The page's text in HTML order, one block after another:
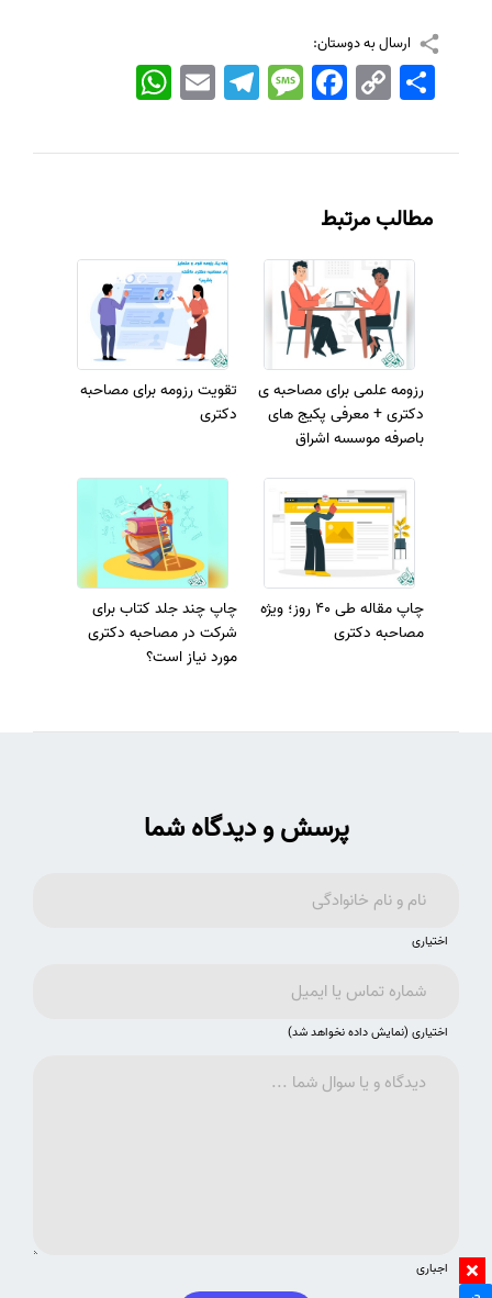
ارسال به دوستان:
WhatsApp EmailTelegramMessageFacebook Copy
Link
اشتراک
مطالب مرتبط
رزومه علمی برای مصاحبه ی
دکتری + معرفی پکیج های
باصرفه موسسه اشراق
تقویت رزومه برای مصاحبه
دکتری
چاپ مقاله طی 40 روز؛ ویژه
مصاحبه دکتری
چاپ چند جلد کتاب برای
شرکت در مصاحبه دکتری
مورد نیاز است؟
پرسش و دیدگاه شما
اختیاری
اختیاری (نمایش داده نخواهد شد)
اجباری